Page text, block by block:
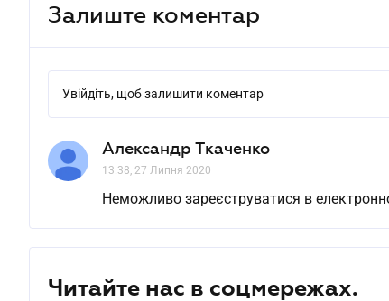
Залиште коментар
Увійдіть, щоб залишити коментар
Александр Ткаченко
13.38, 27 Липня 2020
Неможливо зареєструватися в
Читайте нас в соцмережах.